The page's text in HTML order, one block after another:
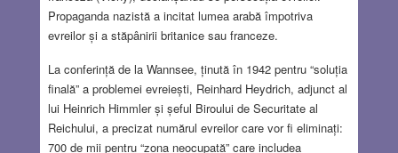
Propaganda nazistă a incitat lumea arabă împotriva
evreilor și a stăpânirii britanice sau franceze.
La conferință de la Wannsee, ținută în 1942 pentru “soluția
finală” a problemei evreiești, Reinhard Heydrich, adjunct al
lui Heinrich Himmler și șeful Biroului de Securitate al
Reichului, a precizat numărul evreilor care vor fi eliminați:
700 de mii pentru “zona neocupată” care includea